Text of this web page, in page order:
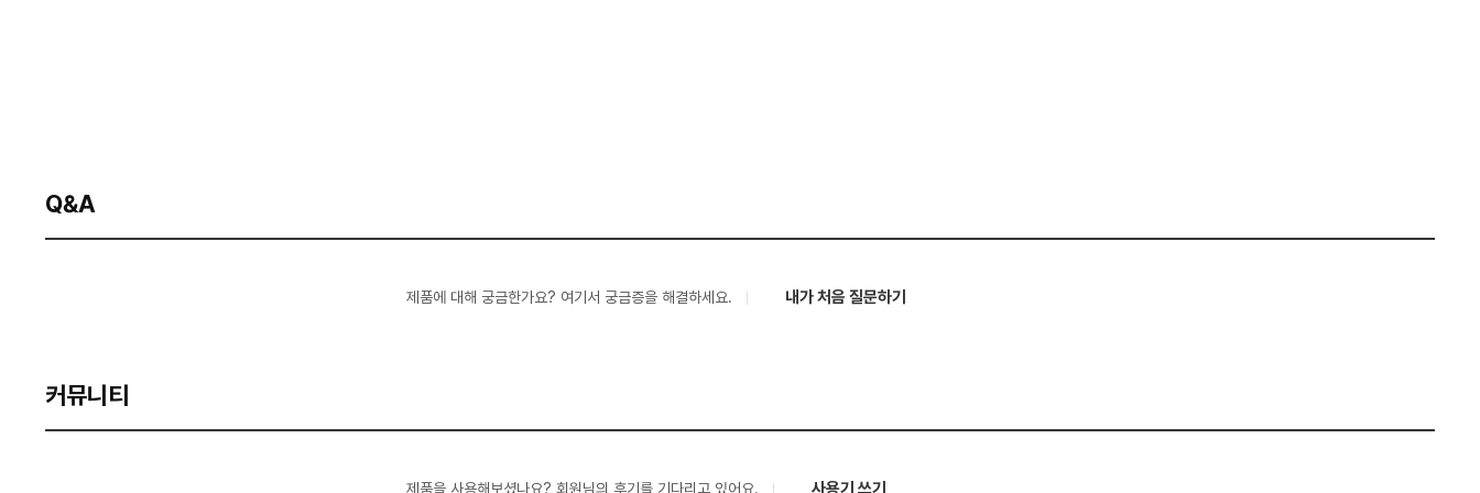
Q&A
제품에 대해 궁금한가요? 여기서 궁금증을 해결하세요. 내가 처음 질문하기
커뮤니티
제품을 사용해보셨나요? 회원님의 후기를 기다리고 있어요. 사용기 쓰기